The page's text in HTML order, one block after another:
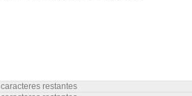
caracteres restantes